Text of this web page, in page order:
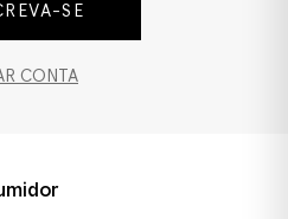
SE
CONTA